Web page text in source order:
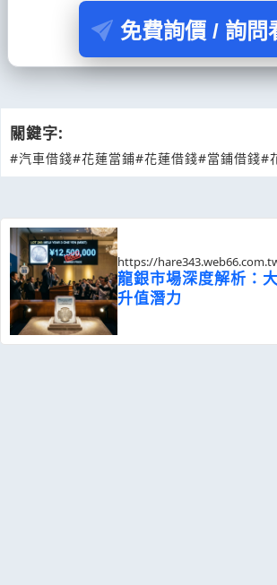
免費詢價 / 詢問
關鍵字:
#汽車借錢#花蓮當鋪#花蓮借錢#當鋪借錢#
https://
postId=1354787
龍銀市場深度解析：
升值潛力